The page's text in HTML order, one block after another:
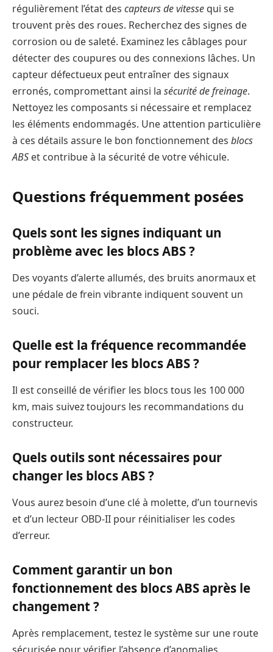
régulièrement l’état des capteurs de vitesse qui se
trouvent près des roues. Recherchez des signes de
corrosion ou de saleté. Examinez les câblages pour
détecter des coupures ou des connexions lâches. Un
capteur défectueux peut entraîner des signaux
erronés, compromettant ainsi la sécurité de freinage.
Nettoyez les composants si nécessaire et remplacez
les éléments endommagés. Une attention particulière
à ces détails assure le bon fonctionnement des blocs
ABS et contribue à la sécurité de votre véhicule.
Questions fréquemment posées
Quels sont les signes indiquant un
problème avec les blocs ABS ?
Des voyants d’alerte allumés, des bruits anormaux et
une pédale de frein vibrante indiquent souvent un
souci.
Quelle est la fréquence recommandée
pour remplacer les blocs ABS ?
Il est conseillé de vérifier les blocs tous les 100 000
km, mais suivez toujours les recommandations du
constructeur.
Quels outils sont nécessaires pour
changer les blocs ABS ?
Vous aurez besoin d’une clé à molette, d’un tournevis
et d’un lecteur OBD-II pour réinitialiser les codes
d’erreur.
Comment garantir un bon
fonctionnement des blocs ABS après le
changement ?
Après remplacement, testez le système sur une route
sécurisée pour vérifier l’absence d’anomalies.